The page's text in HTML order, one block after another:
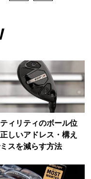
ィリティのボール位
しいアドレス・構え
スを減らす方法